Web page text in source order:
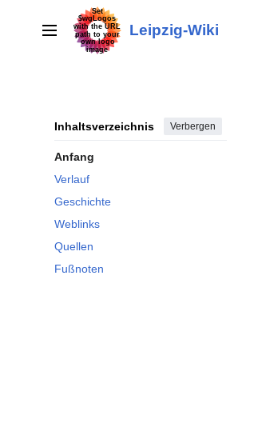
HauptmenüLeipzig-Wiki
Inhaltsverzeichnis Verbergen
Anfang
Verlauf
Geschichte
Weblinks
Quellen
Fußnoten